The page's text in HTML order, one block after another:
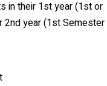
in their 1st year (1st or
2nd year (1st Semester